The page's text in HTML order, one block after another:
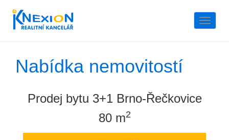
Nabídka nemovitostí
Prodej bytu 3+1 Brno-Řečkovice
80 m2